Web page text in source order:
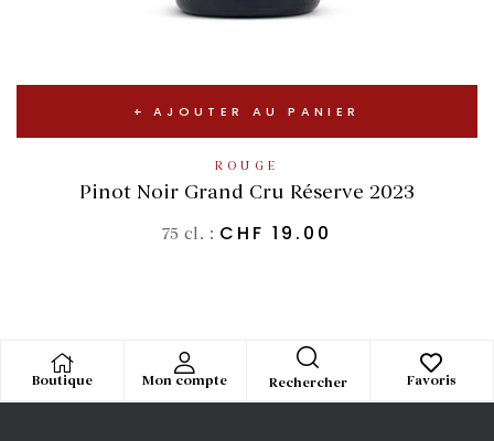
AJOUTER AU PANIER
ROUGE
Pinot Noir Grand Cru Réserve 2023
75 cl. : CHF 19.00
Boutique Mon compte Rechercher Favoris